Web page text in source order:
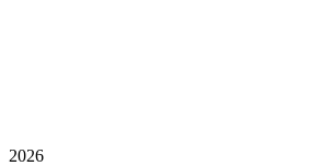
2026